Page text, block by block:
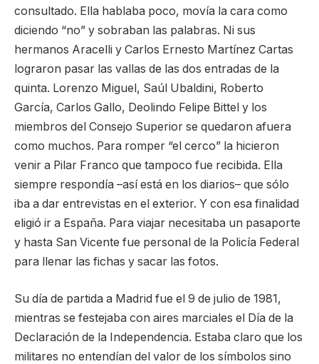
consultado. Ella hablaba poco, movía la cara como
diciendo “no” y sobraban las palabras. Ni sus
hermanos Aracelli y Carlos Ernesto Martínez Cartas
lograron pasar las vallas de las dos entradas de la
quinta. Lorenzo Miguel, Saúl Ubaldini, Roberto
García, Carlos Gallo, Deolindo Felipe Bittel y los
miembros del Consejo Superior se quedaron afuera
como muchos. Para romper “el cerco” la hicieron
venir a Pilar Franco que tampoco fue recibida. Ella
siempre respondía –así está en los diarios– que sólo
iba a dar entrevistas en el exterior. Y con esa finalidad
eligió ir a España. Para viajar necesitaba un pasaporte
y hasta San Vicente fue personal de la Policía Federal
para llenar las fichas y sacar las fotos.
Su día de partida a Madrid fue el 9 de julio de 1981,
mientras se festejaba con aires marciales el Día de la
Declaración de la Independencia. Estaba claro que los
militares no entendían del valor de los símbolos sino